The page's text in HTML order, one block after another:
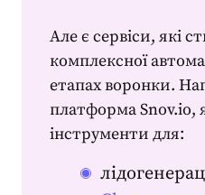
Але є сервіси, які
комплексної
етапах воронки.
платформа Snov.io,
інструменти для: